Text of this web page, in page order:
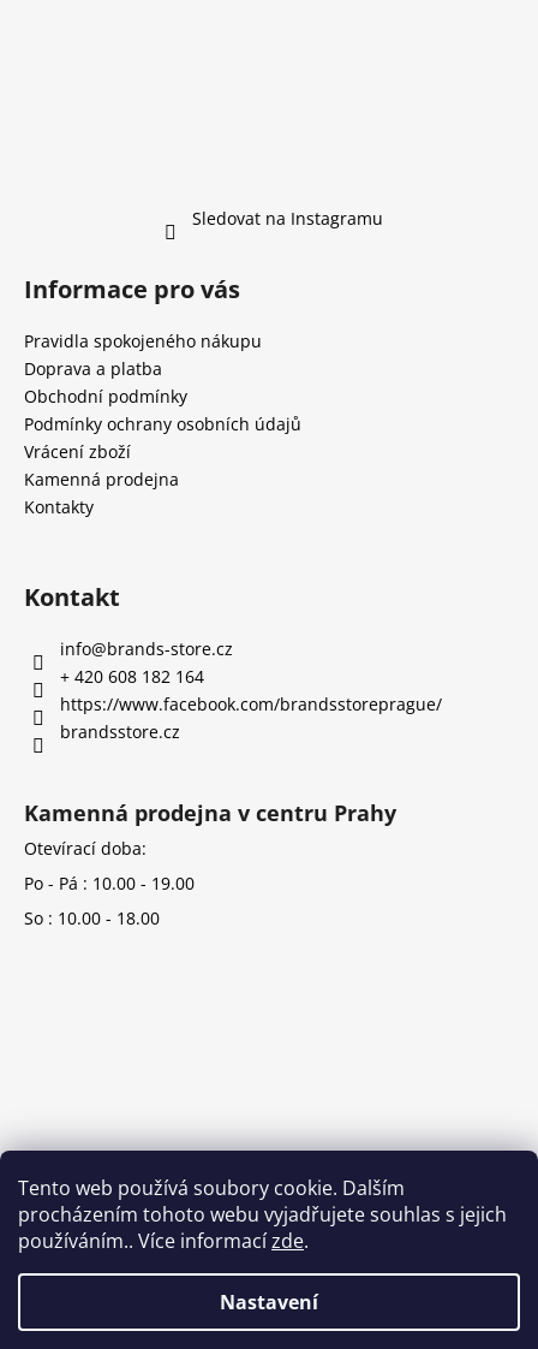
Tento web používá soubory cookie. Dalším
procházením tohoto webu vyjadřujete souhlas s jejich
používáním.. Více informacízde.
Nastavení
Sledovat na Instagramu
Informace pro vás
Pravidla spokojeného nákupu
Doprava a platba
Obchodní podmínky
Podmínky ochrany osobních údajů
Vrácení zboží
Kamenná prodejna
Kontakty
Kontakt
info@brands-store.cz
+ 420 608 182 164
https://www.facebook.com/brandsstoreprague/
brandsstore.cz
Kamenná prodejna v centru Prahy
Otevírací doba:
Po - Pá : 10.00 - 19.00
So : 10.00 - 18.00